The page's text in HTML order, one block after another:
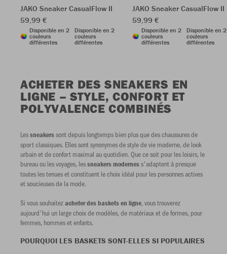
JAKO Sneaker CasualFlow II
59,99 €
Disponible en 2
couleurs
différentes
Disponible en 2
couleurs
différentes
JAKO Sneaker CasualFlow II
59,99 €
Disponible en 2
couleurs
différentes
Disponible en 2
couleurs
différentes
ACHETER DES SNEAKERS EN
LIGNE – STYLE, CONFORT ET
POLYVALENCE COMBINÉS
Lessneakerssont depuis longtemps bien plus que des chaussures de
sport classiques. Elles sont synonymes de style de vie moderne, de look
urbain et de confort maximal au quotidien. Que ce soit pour les loisirs, le
bureau ou les voyages, lessneakers moderness'adaptent à presque
toutes les tenues et constituent le choix idéal pour les personnes actives
et soucieuses de la mode.
Si vous souhaitezacheter desbaskets en ligne, vous trouverez
aujourd'hui un large choix de modèles, de matériaux et de formes, pour
femmes, hommes et enfants.
POURQUOI LES BASKETS SONT-ELLES SI POPULAIRES